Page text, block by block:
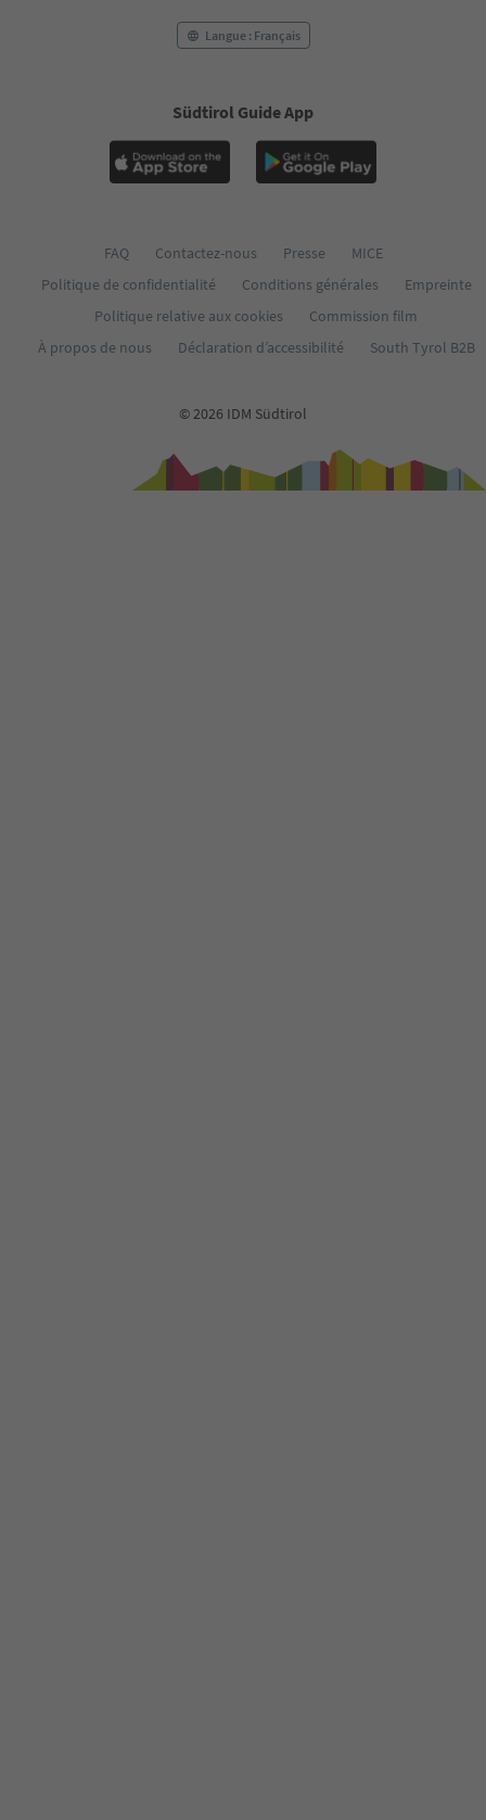
Langue : Français
Südtirol Guide App
FAQ Contactez-nous Presse
MICE
Politique de confidentialité
Conditions générales
Empreinte
Politique relative aux cookies
Commission film
À propos de nous
Déclaration d’accessibilité South Tyrol B2B
© 2026 IDM Südtirol